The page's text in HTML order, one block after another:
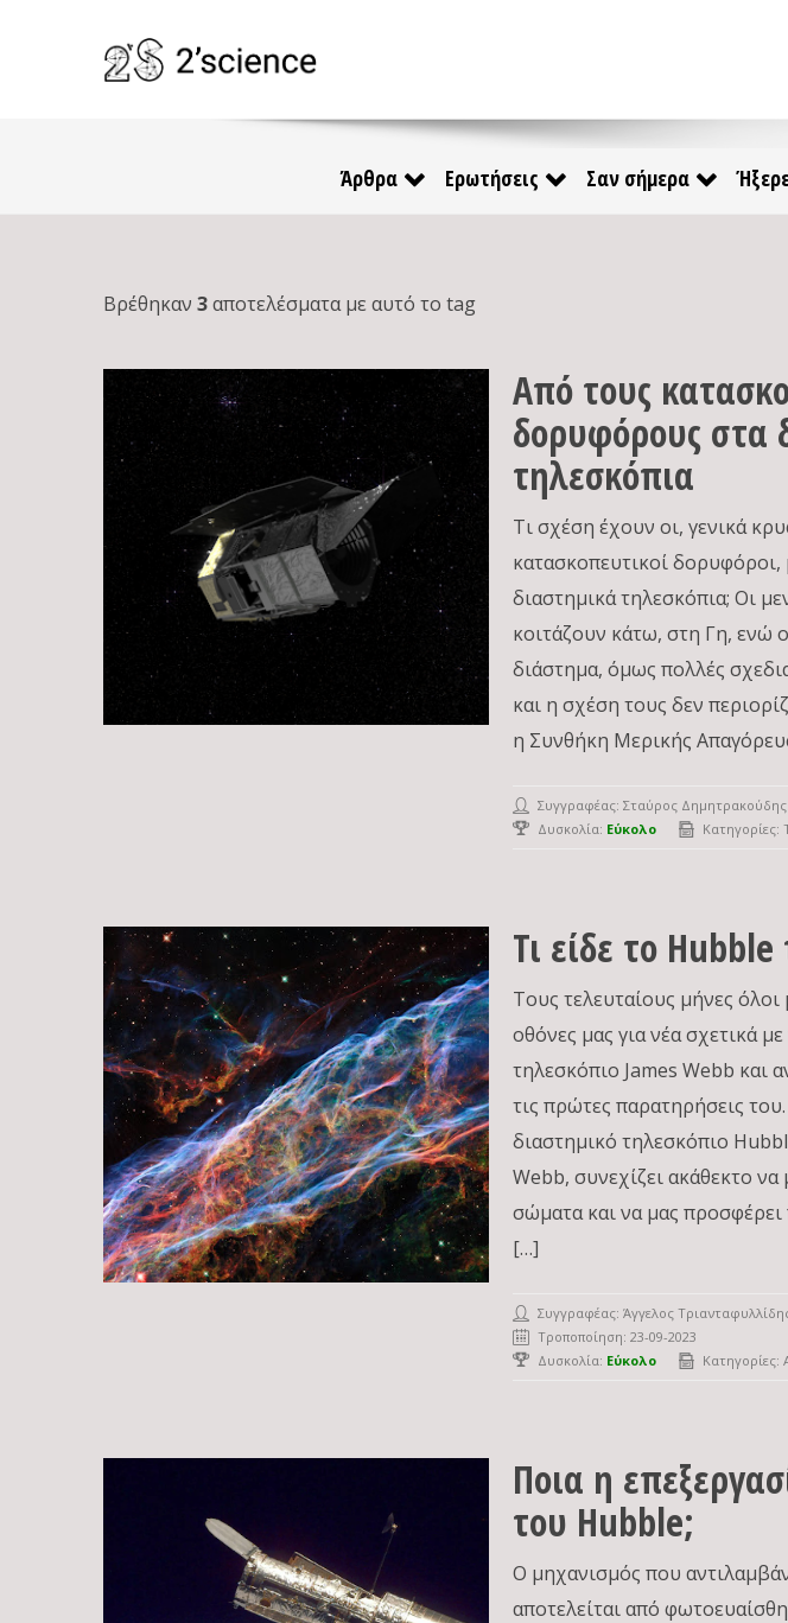
Άρθρα Ερωτήσεις Σαν σήμερα
Βρέθηκαν3αποτελέσματα με αυτό το tag
Από τους
δορυφόρους στα
τηλεσκόπια
Τι σχέση έχουν οι, γενικά
κατασκοπευτικοί
διαστημικά τηλεσκόπια; Οι
κοιτάζουν κάτω, στη Γη, ενώ
διάστημα, όμως πολλές
και η σχέση τους δεν
η Συνθήκη Μερικής
Συγγραφέας:Σταύρος Δημητρακούδης
Δυσκολία: Εύκολο Κατηγορίες:
Τι είδε το
Τους τελευταίους μήνες όλοι
οθόνες μας για νέα σχετικά
τηλεσκόπιο James Webb και
τις πρώτες παρατηρήσεις
διαστημικό τηλεσκόπιο
Webb, συνεχίζει ακάθεκτο
σώματα και να μας
[…]
Συγγραφέας:Άγγελος
Τροποποίηση: 23-09-2023
Δυσκολία: Εύκολο Κατηγορίες:
Ποια η
του Hubble;
Ο μηχανισμός που
αποτελείται από